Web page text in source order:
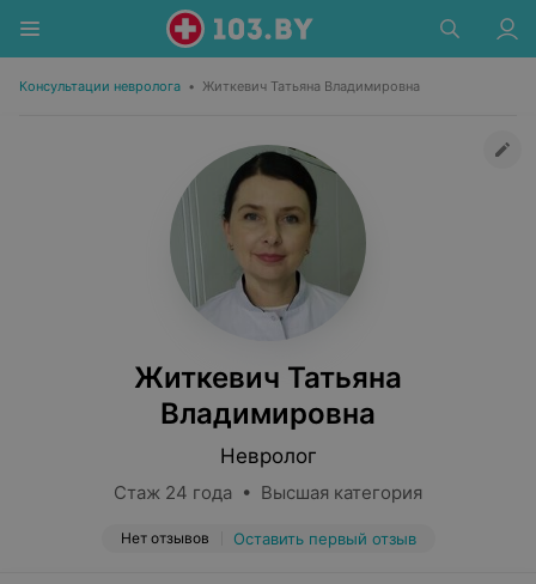
Консультации невролога • Житкевич Татьяна Владимировна
Житкевич Татьяна
Владимировна
Невролог
Стаж 24 года • Высшая категория
Нет отзывов Оставить первый отзыв